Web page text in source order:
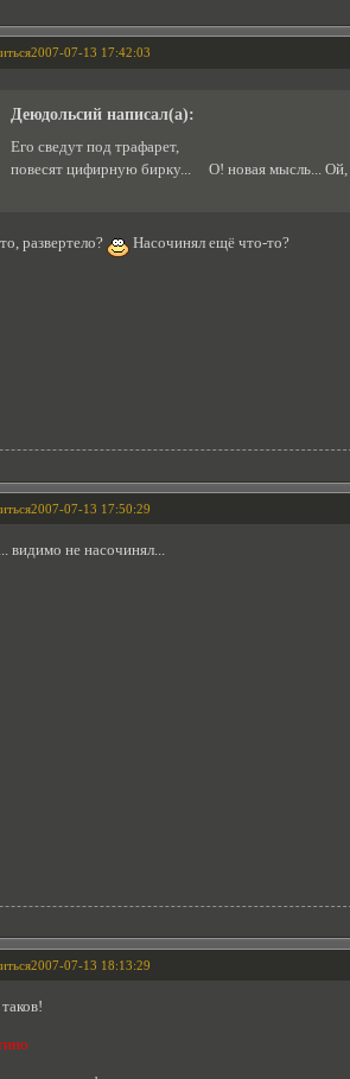
2007-07-13 17:42:03
Деюдольсий написал(а):
Его сведут под трафарет,
повесят цифирную бирку... О! новая мысль... Ой,
развертело? Насочинял ещё что-то?
2007-07-13 17:50:29
видимо не насочинял...
2007-07-13 18:13:29